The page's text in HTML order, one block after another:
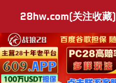
28hw.com(关注收藏)